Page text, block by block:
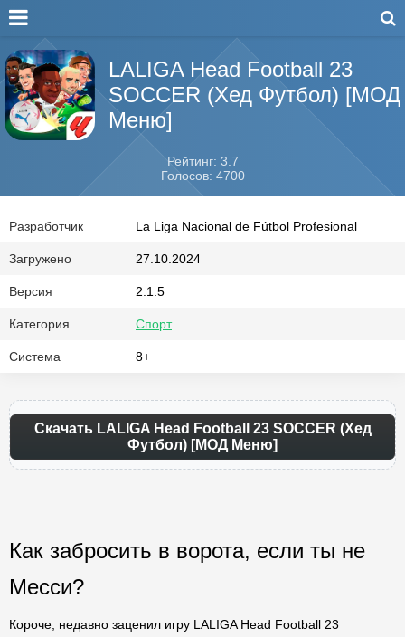
LALIGA Head Football 23
SOCCER (Хед Футбол) [МОД
Меню]
Рейтинг: 3.7
Голосов: 4700
Разработчик La Liga Nacional de Fútbol Profesional
Загружено 27.10.2024
Версия 2.1.5
Категория Спорт
Система 8+
Скачать LALIGA Head Football 23 SOCCER (Хед
Футбол) [МОД Меню]
Как забросить в ворота, если ты не
Месси?
Короче, недавно заценил игру LALIGA Head Football 23